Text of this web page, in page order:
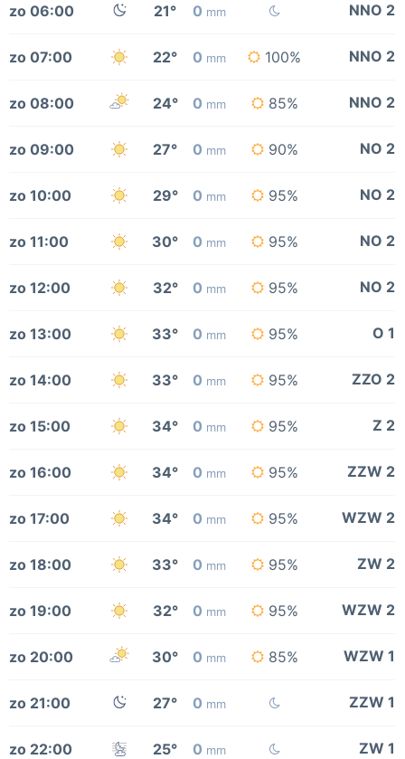
zo 06:00 21° 0 mm NNO 2
zo 07:00 22° 0 mm 100% NNO 2
zo 08:00 24° 0 mm 85% NNO 2
zo 09:00 27° 0 mm 90% NO 2
zo 10:00 29° 0 mm 95% NO 2
zo 11:00 30° 0 mm 95% NO 2
zo 12:00 32° 0 mm 95% NO 2
zo 13:00 33° 0 mm 95% O 1
zo 14:00 33° 0 mm 95% ZZO 2
zo 15:00 34° 0 mm 95% Z 2
zo 16:00 34° 0 mm 95% ZZW 2
zo 17:00 34° 0 mm 95% WZW 2
zo 18:00 33° 0 mm 95% ZW 2
zo 19:00 32° 0 mm 95% WZW 2
zo 20:00 30° 0 mm 85% WZW 1
zo 21:00 27° 0 mm ZZW 1
zo 22:00 25° 0 mm ZW 1